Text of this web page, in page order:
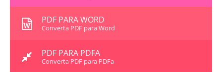
PDF PARA WORD
Converta PDF para Word
PDF PARA PDFA
Converta PDF para PDFa